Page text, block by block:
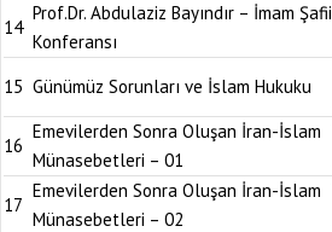
14
Prof.Dr. Abdulaziz Bayındır – İmam Şafii
Konferansı
15 Günümüz Sorunları ve İslam Hukuku
16
Emevilerden Sonra Oluşan İran-İslam
Münasebetleri – 01
17
Emevilerden Sonra Oluşan İran-İslam
Münasebetleri – 02